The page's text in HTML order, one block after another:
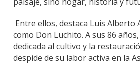
Entre ellos, destaca Luis Alberto
como Don Luchito. A sus 86
dedicada al cultivo y la
despide de su labor activa en la